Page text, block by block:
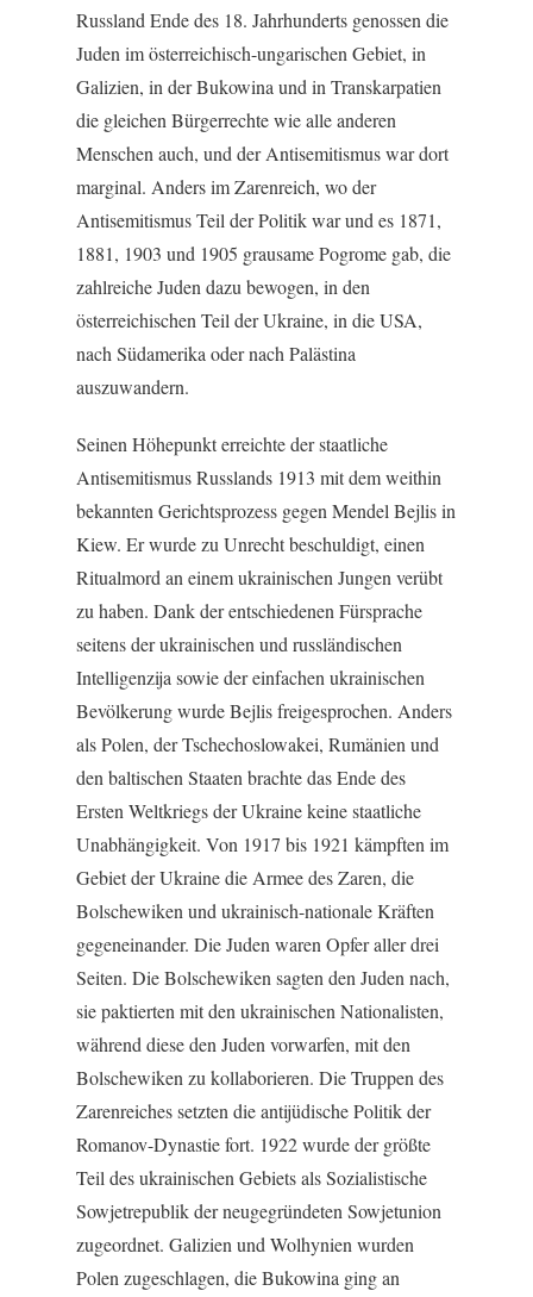
Russland Ende des 18. Jahrhunderts genossen die
Juden im österreichisch-ungarischen Gebiet, in
Galizien, in der Bukowina und in Transkarpatien
die gleichen Bürgerrechte wie alle anderen
Menschen auch, und der Antisemitismus war dort
marginal. Anders im Zarenreich, wo der
Antisemitismus Teil der Politik war und es 1871,
1881, 1903 und 1905 grausame Pogrome gab, die
zahlreiche Juden dazu bewogen, in den
österreichischen Teil der Ukraine, in die USA,
nach Südamerika oder nach Palästina
auszuwandern.
Seinen Höhepunkt erreichte der staatliche
Antisemitismus Russlands 1913 mit dem weithin
bekannten Gerichtsprozess gegen Mendel Bejlis in
Kiew. Er wurde zu Unrecht beschuldigt, einen
Ritualmord an einem ukrainischen Jungen verübt
zu haben. Dank der entschiedenen Fürsprache
seitens der ukrainischen und russländischen
Intelligenzija sowie der einfachen ukrainischen
Bevölkerung wurde Bejlis freigesprochen. Anders
als Polen, der Tschechoslowakei, Rumänien und
den baltischen Staaten brachte das Ende des
Ersten Weltkriegs der Ukraine keine staatliche
Unabhängigkeit. Von 1917 bis 1921 kämpften im
Gebiet der Ukraine die Armee des Zaren, die
Bolschewiken und ukrainisch-nationale Kräften
gegeneinander. Die Juden waren Opfer aller drei
Seiten. Die Bolschewiken sagten den Juden nach,
sie paktierten mit den ukrainischen Nationalisten,
während diese den Juden vorwarfen, mit den
Bolschewiken zu kollaborieren. Die Truppen des
Zarenreiches setzten die antijüdische Politik der
Romanov-Dynastie fort. 1922 wurde der größte
Teil des ukrainischen Gebiets als Sozialistische
Sowjetrepublik der neugegründeten Sowjetunion
zugeordnet. Galizien und Wolhynien wurden
Polen zugeschlagen, die Bukowina ging an